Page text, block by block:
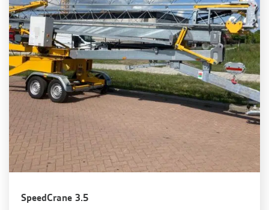
SpeedCrane 3.5